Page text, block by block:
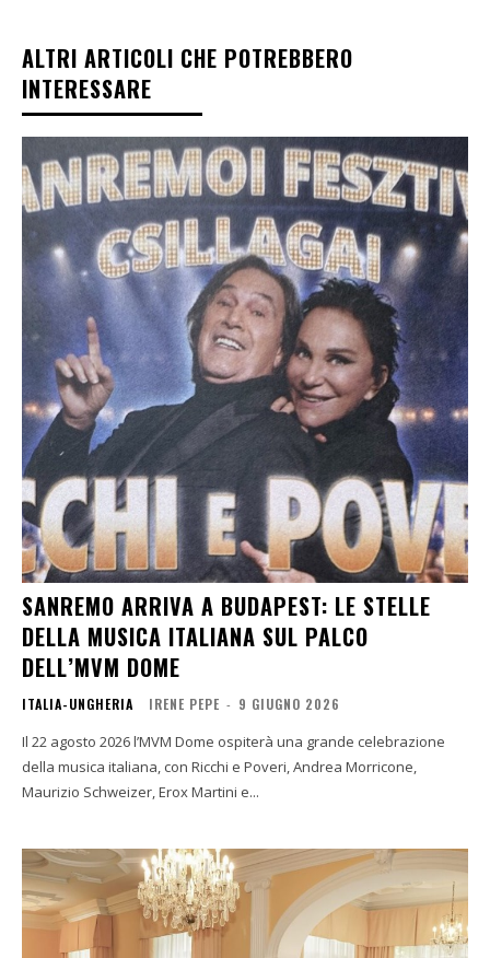
ALTRI ARTICOLI CHE POTREBBERO
INTERESSARE
SANREMO ARRIVA A BUDAPEST: LE STELLE
DELLA MUSICA ITALIANA SUL PALCO
DELL’MVM DOME
ITALIA-UNGHERIA IRENE PEPE - 9 GIUGNO 2026
Il 22 agosto 2026 l’MVM Dome ospiterà una grande celebrazione
della musica italiana, con Ricchi e Poveri, Andrea Morricone,
Maurizio Schweizer, Erox Martini e...